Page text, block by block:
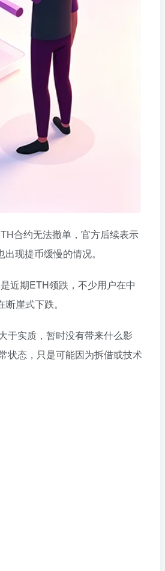
合约无法撤单，官方后续表示
现提币缓慢的情况。
近期ETH领跌，不少用户在中
崖式下跌。
于实质，暂时没有带来什么影
状态，只是可能因为拆借或技术